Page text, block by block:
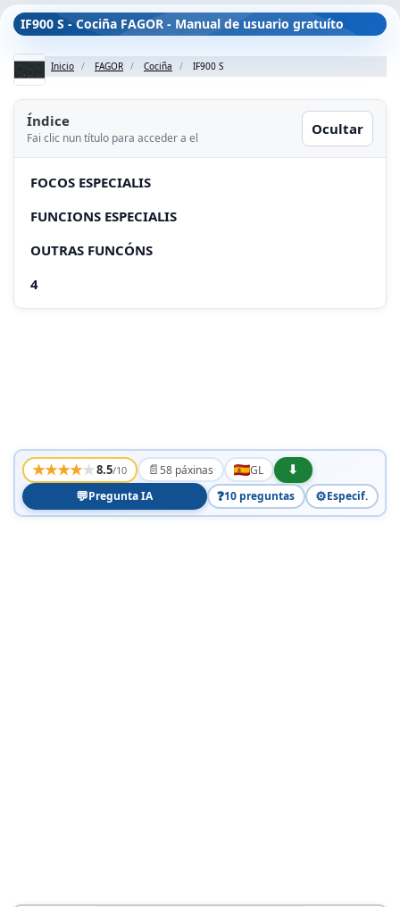
IF900 S - Cociña FAGOR - Manual de usuario gratuíto
Inicio FAGOR Cociña IF900 S
Índice
Fai clic nun título para acceder a el
Ocultar
FOCOS ESPECIALIS
FUNCIONS ESPECIALIS
OUTRAS FUNCÓNS
4
★★★★★8.5/10 📄58 páxinas GL
⬇
💬Pregunta IA ❓10 preguntas ⚙️Especif.